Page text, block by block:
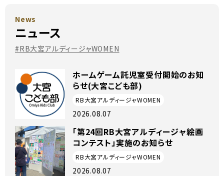
News
ニュース
#RB大宮アルディージャWOMEN
ホームゲーム託児室受付開始のお知
らせ(大宮こども部)
RB大宮アルディージャWOMEN
2026.08.07
「第24回RB大宮アルディージャ絵画
コンテスト」実施のお知らせ
RB大宮アルディージャWOMEN
2026.08.07